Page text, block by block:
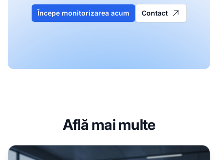
Începe monitorizarea acum Contact
Află mai multe
Raport competitiv de inteligență AI